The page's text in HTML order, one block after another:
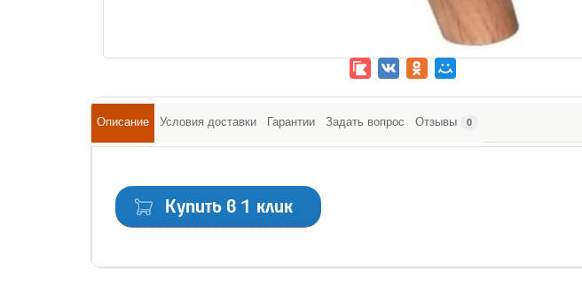
Описание Условия доставки Гарантии Задать вопрос Отзывы 0
Купить в 1 клик